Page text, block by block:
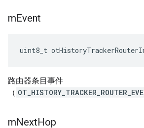
mEvent
uint8_t
路由器条目事件
（
mNextHop